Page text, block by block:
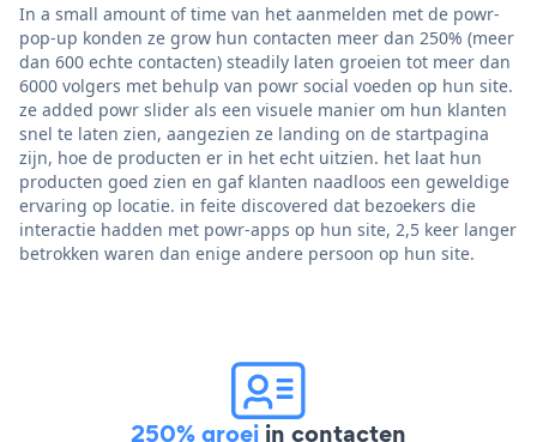
In a small amount of time van het aanmelden met de powr-
pop-up konden ze grow hun contacten meer dan 250% (meer
dan 600 echte contacten) steadily laten groeien tot meer dan
6000 volgers met behulp van powr social voeden op hun site.
ze added powr slider als een visuele manier om hun klanten
snel te laten zien, aangezien ze landing on de startpagina
zijn, hoe de producten er in het echt uitzien. het laat hun
producten goed zien en gaf klanten naadloos een geweldige
ervaring op locatie. in feite discovered dat bezoekers die
interactie hadden met powr-apps op hun site, 2,5 keer langer
betrokken waren dan enige andere persoon op hun site.
250% groei in contacten